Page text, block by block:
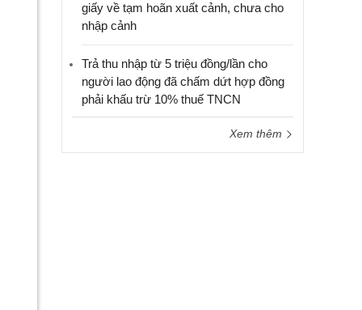
giấy về tạm hoãn xuất cảnh, chưa cho
nhập cảnh
Trả thu nhập từ 5 triệu đồng/lần cho
người lao động đã chấm dứt hợp đồng
phải khấu trừ 10% thuế TNCN
Xem thêm